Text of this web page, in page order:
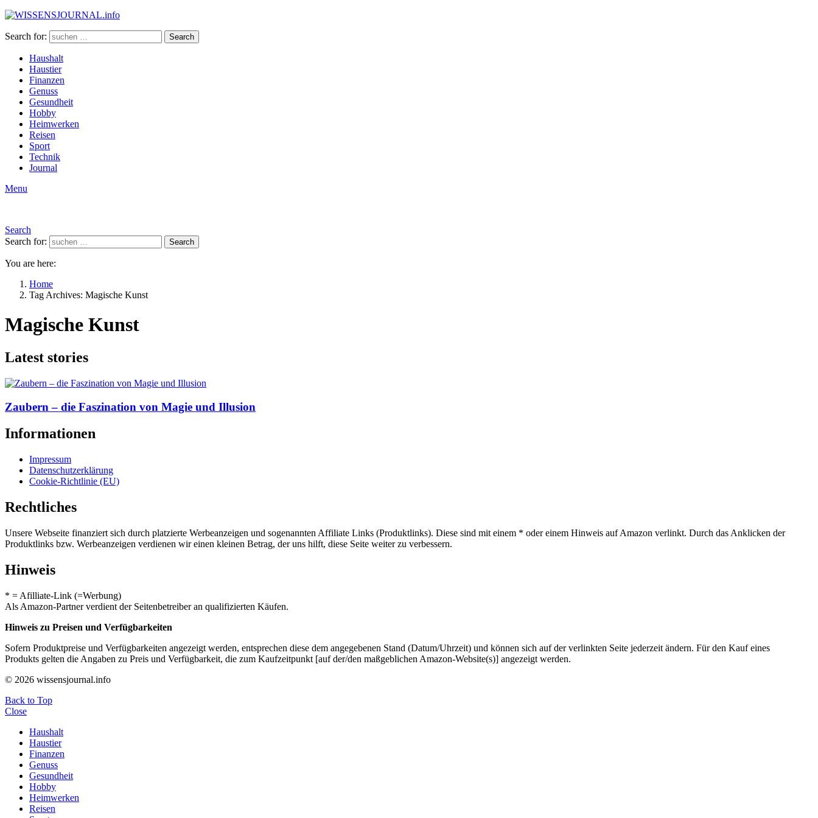
Search for: Search
Haushalt
Haustier
Finanzen
Genuss
Gesundheit
Hobby
Heimwerken
Reisen
Sport
Technik
Journal
Menu
Search
Search for:
Search
You are here:
Home
Tag Archives: Magische Kunst
Magische Kunst
Latest stories
Zaubern – die Faszination von Magie und Illusion
Informationen
Impressum
Datenschutzerklärung
Cookie-Richtlinie (EU)
Rechtliches
Unsere Webseite finanziert sich durch platzierte Werbeanzeigen und sogenannten Affiliate Links (Produktlinks). Diese sind mit einem * oder einem Hinweis auf Amazon verlinkt. Durch das Anklicken der
Produktlinks bzw. Werbeanzeigen verdienen wir einen kleinen Betrag, der uns hilft, diese Seite weiter zu verbessern.
Hinweis
* = Afilliate-Link (=Werbung)
Als Amazon-Partner verdient der Seitenbetreiber an qualifizierten Käufen.
Hinweis zu Preisen und Verfügbarkeiten
Sofern Produktpreise und Verfügbarkeiten angezeigt werden, entsprechen diese dem angegebenen Stand (Datum/Uhrzeit) und können sich auf der verlinkten Seite jederzeit ändern. Für den Kauf eines
Produkts gelten die Angaben zu Preis und Verfügbarkeit, die zum Kaufzeitpunkt [auf der/den maßgeblichen Amazon-Website(s)] angezeigt werden.
© 2026 wissensjournal.info
Back to Top
Close
Haushalt
Haustier
Finanzen
Genuss
Gesundheit
Hobby
Heimwerken
Reisen